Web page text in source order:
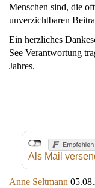
Menschen sind, die
unverzichtbaren
Ein herzliches
See Verantwortung
Jahres.
Als Mail
Anne Seltmann